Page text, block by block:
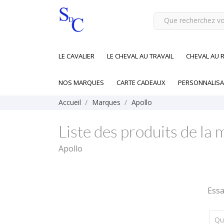
LE CAVALIER LE CHEVAL AU TRAVAIL CHEVAL AU
NOS MARQUES CARTE CADEAUX
Accueil Marques Apollo
Liste des produits de la
Apollo